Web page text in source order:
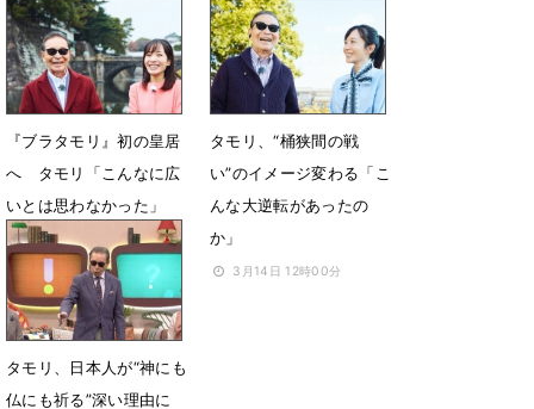
5月28日 12時04分
愛した理由を解き明かす
4月23日 14時08分
『ブラタモリ』初の皇居
へ タモリ「こんなに広
いとは思わなかった」
4月3日 07時00分
タモリ、“桶狭間の戦
い”のイメージ変わる「こ
んな大逆転があったの
か」
3月14日 12時00分
タモリ、日本人が“神にも
仏にも祈る”深い理由に